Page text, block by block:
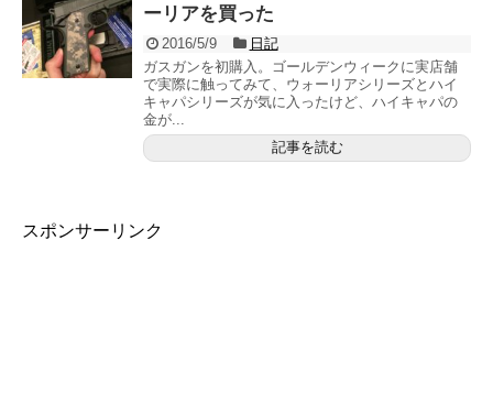
ーリアを買った
2016/5/9
日記
ガスガンを初購入。ゴールデンウィークに実店舗
で実際に触ってみて、ウォーリアシリーズとハイ
キャパシリーズが気に入ったけど、ハイキャパの
金が...
記事を読む
スポンサーリンク